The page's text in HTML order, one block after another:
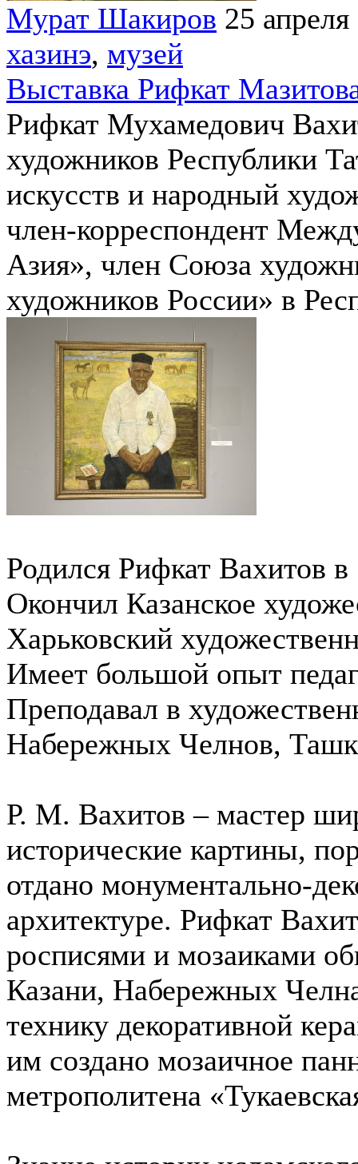
Мурат Шакиров 25
хазинэ, музей
Выставка Рифкат
Рифкат Мухамедович
художников Республики
искусств и народный
член-корреспондент
Азия», член Союза
художников России» в
Родился Рифкат Вахитов
Окончил Казанское
Харьковский
Имеет большой опыт
Преподавал в
Набережных Челнов,
Р. М. Вахитов – мастер
исторические картины,
отдано монументально-
архитектуре. Рифкат
росписями и мозаиками
Казани, Набережных
технику декоративной
им создано мозаичное
метрополитена